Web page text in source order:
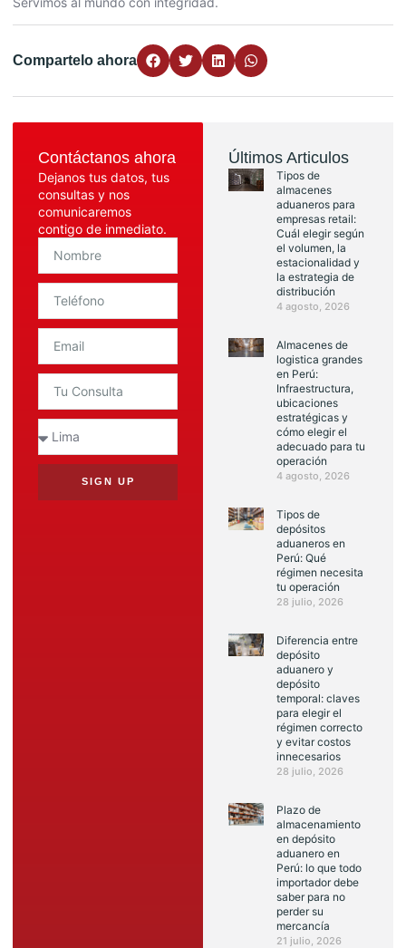
Compartelo ahora
Contáctanos ahora
Dejanos tus datos, tus
consultas y nos
comunicaremos
contigo de inmediato.
SIGN UP
Últimos Articulos
Tipos de
almacenes
aduaneros para
empresas retail:
Cuál elegir según
el volumen, la
estacionalidad y
la estrategia de
distribución
4 agosto, 2026
Almacenes de
logistica grandes
en Perú:
Infraestructura,
ubicaciones
estratégicas y
cómo elegir el
adecuado para tu
operación
4 agosto, 2026
Tipos de
depósitos
aduaneros en
Perú: Qué
régimen necesita
tu operación
28 julio, 2026
Diferencia entre
depósito
aduanero y
depósito
temporal: claves
para elegir el
régimen correcto
y evitar costos
innecesarios
28 julio, 2026
Plazo de
almacenamiento
en depósito
aduanero en
Perú: lo que todo
importador debe
saber para no
perder su
mercancía
21 julio, 2026